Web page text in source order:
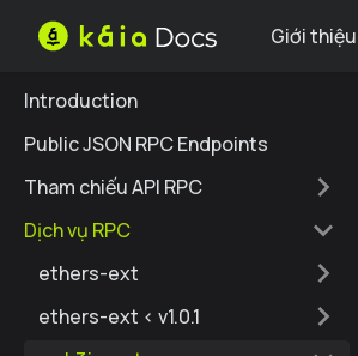
Giới thiệu
Introduction
Public JSON RPC Endpoints
Tham chiếu API RPC
Dịch vụ RPC
ethers-ext
ethers-ext < v1.0.1